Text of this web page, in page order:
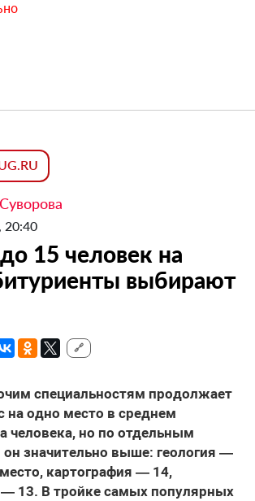
20:40
15 человек на
выбирают
🔗
специальностям продолжает
на одно место в среднем
человека, но по отдельным
значительно выше: геология —
картография — 14,
— 13. В тройке самых популярных